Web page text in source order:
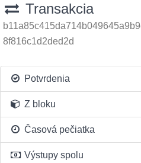
Transakcia
8f816c1d2ded2d
Potvrdenia
Z bloku
Časová pečiatka
Výstupy spolu